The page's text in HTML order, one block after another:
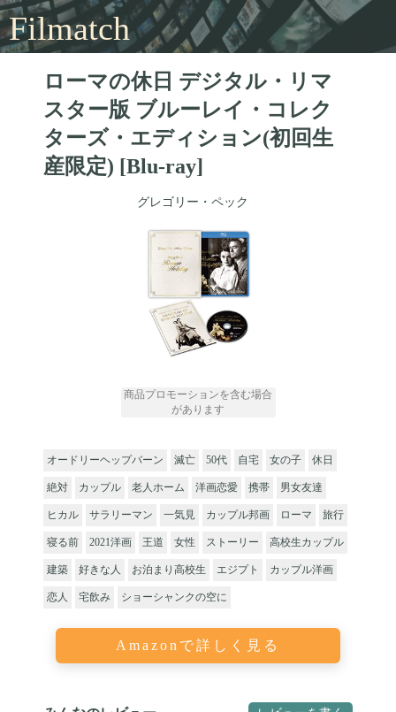
Filmatch
ローマの休日 デジタル・リマ
スター版 ブルーレイ・コレク
ターズ・エディション(初回生
産限定) [Blu-ray]
グレゴリー・ペック
商品プロモーションを含む場合
があります
オードリーヘップバーン 滅亡 50代 自宅 女の子 休日
絶対 カップル 老人ホーム 洋画恋愛 携帯 男女友達
ヒカル サラリーマン 一気見 カップル邦画 ローマ 旅行
寝る前 2021洋画 王道 女性 ストーリー 高校生カップル
建築 好きな人 お泊まり高校生 エジプト カップル洋画
恋人 宅飲み ショーシャンクの空に
Amazonで詳しく見る